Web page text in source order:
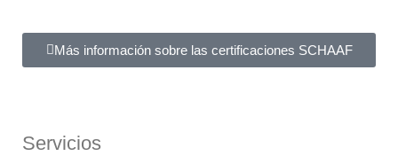
Más información sobre las certificaciones SCHAAF
Servicios